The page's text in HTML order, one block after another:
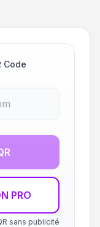
Code
PRO
sans publicité